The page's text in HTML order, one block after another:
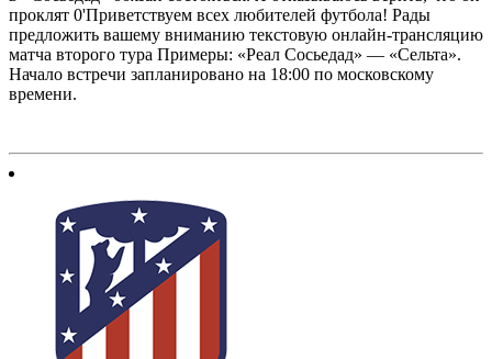
проклят 0'Приветствуем всех любителей футбола! Рады
предложить вашему вниманию текстовую онлайн-трансляцию
матча второго тура Примеры: «Реал Сосьедад» — «Сельта».
Начало встречи запланировано на 18:00 по московскому
времени.